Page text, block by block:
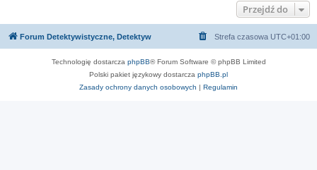
Przejdź do
Forum Detektywistyczne, Detektyw Strefa czasowa UTC+01:00
Technologię dostarcza phpBB® Forum Software © phpBB Limited
Polski pakiet językowy dostarcza phpBB.pl
Zasady ochrony danych osobowych | Regulamin